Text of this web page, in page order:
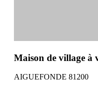
Maison de village à
AIGUEFONDE 81200